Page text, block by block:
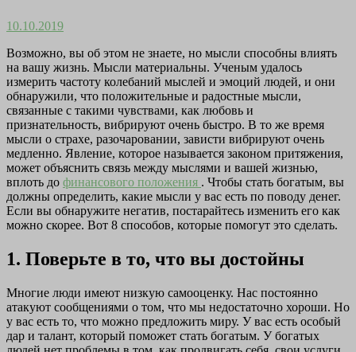
10.10.2019
Возможно, вы об этом не знаете, но мысли способны влиять
на вашу жизнь. Мысли материальны. Ученым удалось
измерить частоту колебаний мыслей и эмоций людей, и они
обнаружили, что положительные и радостные мысли,
связанные с такими чувствами, как любовь и
признательность, вибрируют очень быстро. В то же время
мысли о страхе, разочаровании, зависти вибрируют очень
медленно. Явление, которое называется законом притяжения,
может объяснить связь между мыслями и вашей жизнью,
вплоть до финансового положения . Чтобы стать богатым, вы
должны определить, какие мысли у вас есть по поводу денег.
Если вы обнаружите негатив, постарайтесь изменить его как
можно скорее. Вот 8 способов, которые помогут это сделать.
1. Поверьте в то, что вы достойны
Многие люди имеют низкую самооценку. Нас постоянно
атакуют сообщениями о том, что мы недостаточно хороши. Но
у вас есть то, что можно предложить миру. У вас есть особый
дар и талант, который поможет стать богатым. У богатых